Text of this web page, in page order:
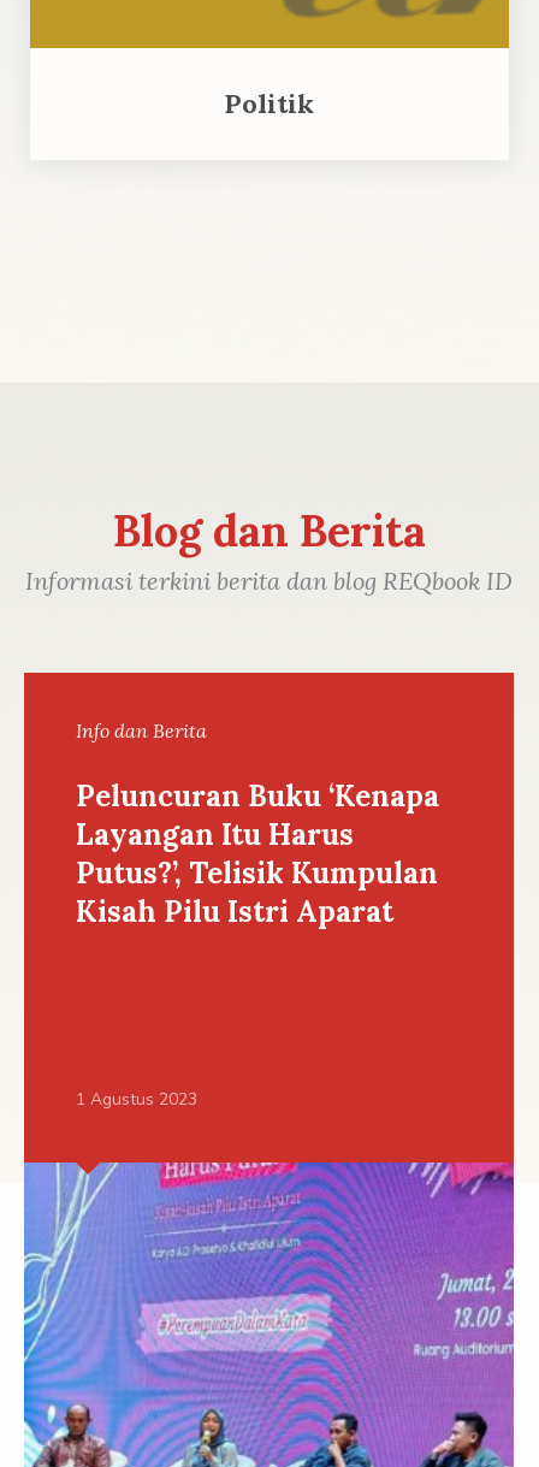
Politik
Blog dan Berita
Informasi terkini berita dan blog REQbook ID
Info dan Berita
Peluncuran Buku ‘Kenapa
Layangan Itu Harus
Putus?’, Telisik Kumpulan
Kisah Pilu Istri Aparat
1 Agustus 2023